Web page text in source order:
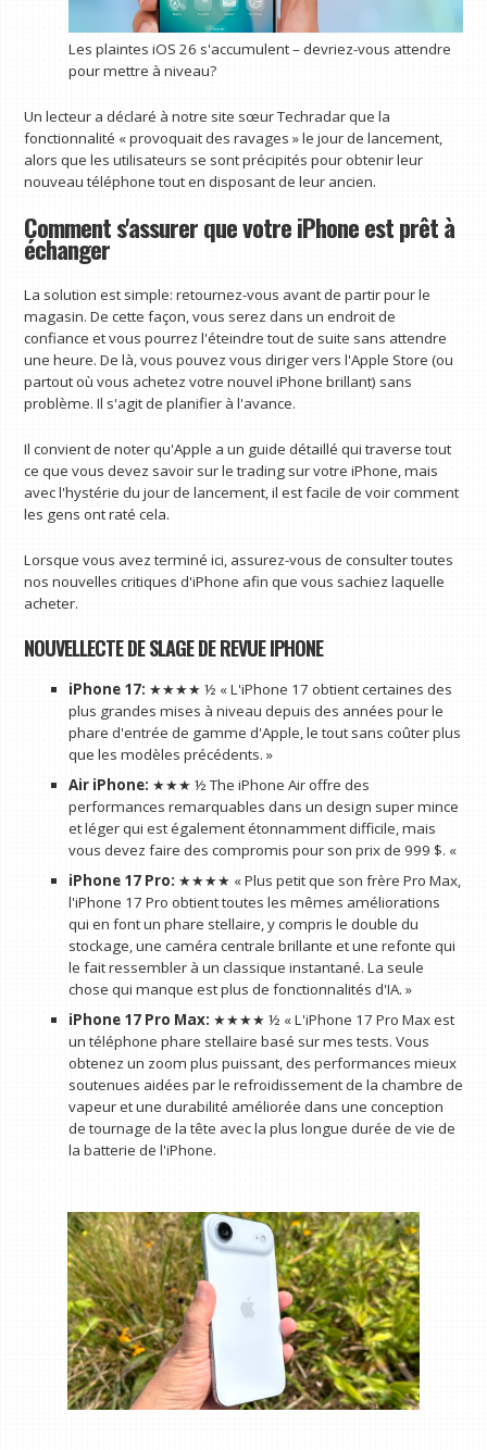
Les plaintes iOS 26 s'accumulent – devriez-vous attendre
pour mettre à niveau?
Un lecteur a déclaré à notre site sœur Techradar que la
fonctionnalité « provoquait des ravages » le jour de lancement,
alors que les utilisateurs se sont précipités pour obtenir leur
nouveau téléphone tout en disposant de leur ancien.
Comment s'assurer que votre iPhone est prêt à
échanger
La solution est simple: retournez-vous avant de partir pour le
magasin. De cette façon, vous serez dans un endroit de
confiance et vous pourrez l'éteindre tout de suite sans attendre
une heure. De là, vous pouvez vous diriger vers l'Apple Store (ou
partout où vous achetez votre nouvel iPhone brillant) sans
problème. Il s'agit de planifier à l'avance.
Il convient de noter qu'Apple a un guide détaillé qui traverse tout
ce que vous devez savoir sur le trading sur votre iPhone, mais
avec l'hystérie du jour de lancement, il est facile de voir comment
les gens ont raté cela.
Lorsque vous avez terminé ici, assurez-vous de consulter toutes
nos nouvelles critiques d'iPhone afin que vous sachiez laquelle
acheter.
NOUVELLECTE DE SLAGE DE REVUE IPHONE
iPhone 17: ★★★★ ½ « L'iPhone 17 obtient certaines des
plus grandes mises à niveau depuis des années pour le
phare d'entrée de gamme d'Apple, le tout sans coûter plus
que les modèles précédents. »
Air iPhone: ★★★ ½ The iPhone Air offre des
performances remarquables dans un design super mince
et léger qui est également étonnamment difficile, mais
vous devez faire des compromis pour son prix de 999 $. «
iPhone 17 Pro: ★★★★ « Plus petit que son frère Pro Max,
l'iPhone 17 Pro obtient toutes les mêmes améliorations
qui en font un phare stellaire, y compris le double du
stockage, une caméra centrale brillante et une refonte qui
le fait ressembler à un classique instantané. La seule
chose qui manque est plus de fonctionnalités d'IA. »
iPhone 17 Pro Max: ★★★★ ½ « L'iPhone 17 Pro Max est
un téléphone phare stellaire basé sur mes tests. Vous
obtenez un zoom plus puissant, des performances mieux
soutenues aidées par le refroidissement de la chambre de
vapeur et une durabilité améliorée dans une conception
de tournage de la tête avec la plus longue durée de vie de
la batterie de l'iPhone.